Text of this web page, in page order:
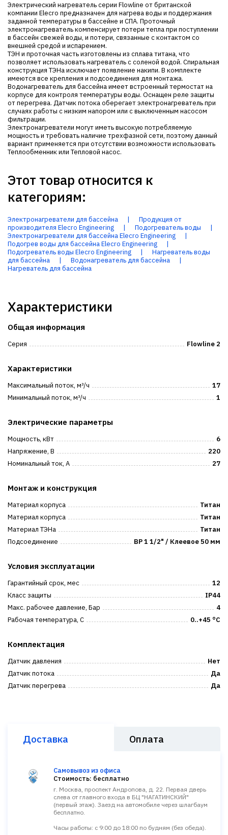
Электрический нагреватель серии Flowline от британской
компании Elecro предназначен для нагрева воды и поддержания
заданной температуры в бассейне и СПА. Проточный
электронагреватель компенсирует потери тепла при поступлении
в бассейн свежей воды, и потери, связанные с контактом со
внешней средой и испарением.
ТЭН и проточная часть изготовлены из сплава титана, что
позволяет использовать нагреватель с соленой водой. Спиральная
конструкция ТЭНа исключает появление накипи. В комплекте
имеются все крепления и подсоединения для монтажа.
Водонагреватель для бассейна имеет встроенный термостат на
корпусе для контроля температуры воды. Оснащен реле защиты
от перегрева. Датчик потока оберегает электронагреватель при
случаях работы с низким напором или с выключенным насосом
фильтрации.
Электронагреватели могут иметь высокую потребляемую
мощность и требовать наличие трехфазной сети, поэтому данный
вариант применяется при отсутствии возможности использовать
Теплообменник или Тепловой насос.
Этот товар относится к
категориям:
Электронагреватели для бассейна |
Продукция от
производителя Elecro Engineering
| Подогреватель воды
|
Электронагреватели для бассейна Elecro Engineering
|
Подогрев воды для бассейна Elecro Engineering
|
Подогреватель воды Elecro Engineering
|
Нагреватель воды
для бассейна
| Водонагреватель для бассейна
|
Нагреватель для бассейна
Характеристики
Общая информация
Серия Flowline 2
Характеристики
Максимальный поток, м³/ч
17
Минимальный поток, м³/ч
1
Электрические параметры
Мощность, кВт
6
Напряжение, В
220
Номинальный ток, А
27
Монтаж и конструкция
Материал корпуса
Титан
Материал корпуса
Титан
Материал ТЭНа
Титан
Подсоединение
ВР 1 1/2" / Клеевое 50 мм
Условия эксплуатации
Гарантийный срок, мес
12
Класс защиты
IP44
Макс. рабочее давление, Бар
4
Рабочая температура, С
0..+45 °C
Комплектация
Датчик давления
Нет
Датчик потока
Да
Датчик перегрева
Да
Доставка Оплата
Самовывоз из офиса
Стоимость: бесплатно
г. Москва, проспект Андропова, д. 22. Первая дверь
слева от главного входа в БЦ "НАГАТИНСКИЙ"
(первый этаж). Заезд на автомобиле через шлагбаум
бесплатно.
Часы работы: с 9:00 до 18:00 по будням (без обеда).